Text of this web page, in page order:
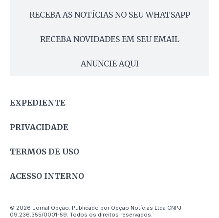
RECEBA AS NOTÍCIAS NO SEU WHATSAPP
RECEBA NOVIDADES EM SEU EMAIL
ANUNCIE AQUI
EXPEDIENTE
PRIVACIDADE
TERMOS DE USO
ACESSO INTERNO
© 2026 Jornal Opção. Publicado por Opção Notícias Ltda CNPJ
09.236.355/0001-59. Todos os direitos reservados.